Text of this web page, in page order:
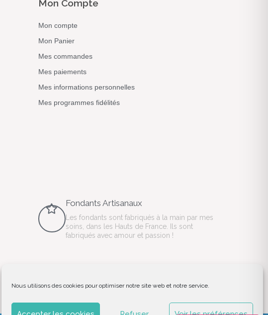
Nous utilisons des cookies pour optimiser notre site web et notre service.
Mon Compte
Mon compte
Mon Panier
Mes commandes
Mes paiements
Mes informations personnelles
Mes programmes fidélités
Fondants Artisanaux
Les fondants sont fabriqués à la main par mes
soins, dans les Hauts de France. Ils sont
fabriqués avec amour et passion !